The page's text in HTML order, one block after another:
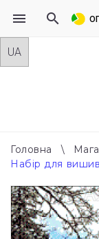
Skip
Головна \
Набір для